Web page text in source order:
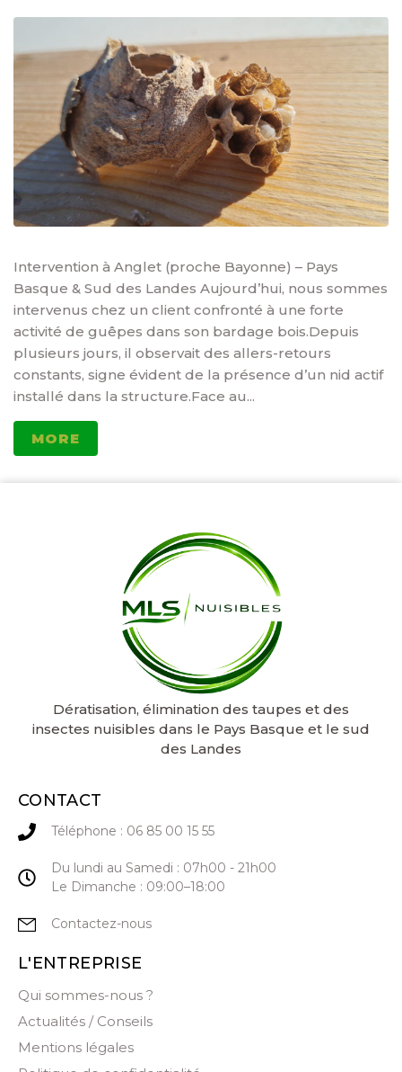
Intervention à Anglet (proche Bayonne) – Pays
Basque & Sud des Landes Aujourd’hui, nous sommes
intervenus chez un client confronté à une forte
activité de guêpes dans son bardage bois.Depuis
plusieurs jours, il observait des allers-retours
constants, signe évident de la présence d’un nid actif
installé dans la structure.Face au...
MORE
Dératisation, élimination des taupes et des
insectes nuisibles dans le Pays Basque et le sud
des Landes
CONTACT
Téléphone : 06 85 00 15 55
Du lundi au Samedi : 07h00 - 21h00
Le Dimanche : 09:00–18:00
Contactez-nous
L'ENTREPRISE
Qui sommes-nous ?
Actualités / Conseils
Mentions légales